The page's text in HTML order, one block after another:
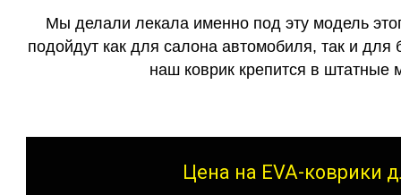
Мы делали лекала именно под эту модель
подойдут как для салона автомобиля, так и для
наш коврик крепится в штатные
Цена на EVA-коврики